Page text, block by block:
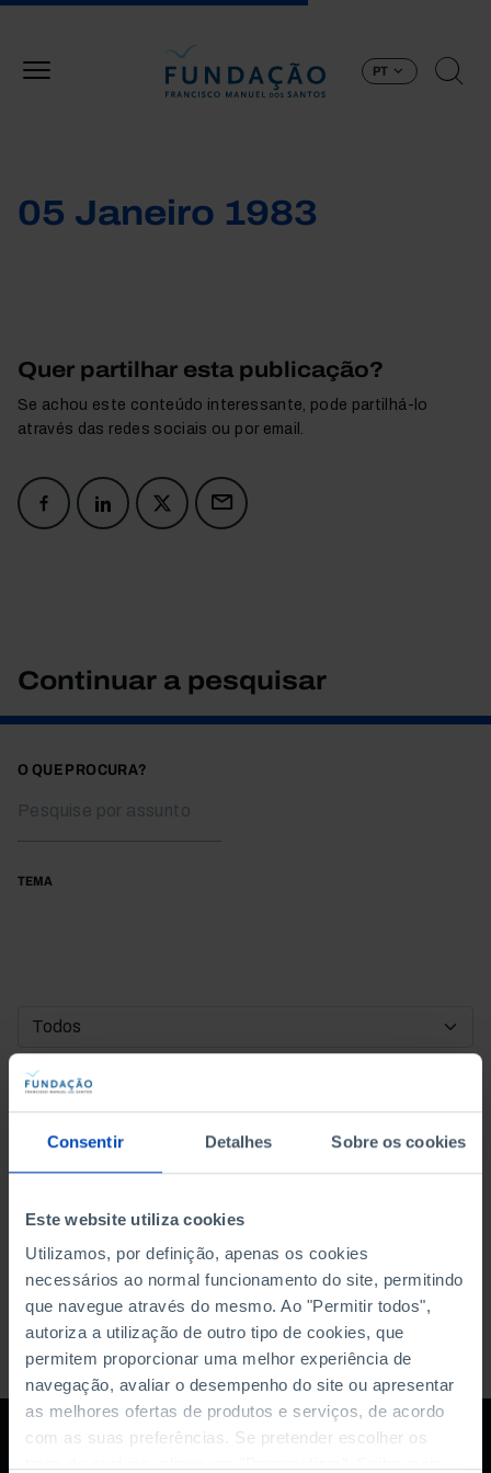
Consentir Detalhes Sobre os cookies
Este website utiliza cookies
Utilizamos, por definição, apenas os cookies
necessários ao normal funcionamento do site, permitindo
que navegue através do mesmo. Ao "Permitir todos",
autoriza a utilização de outro tipo de cookies, que
permitem proporcionar uma melhor experiência de
navegação, avaliar o desempenho do site ou apresentar
as melhores ofertas de produtos e serviços, de acordo
com as suas preferências. Se pretender escolher os
PT
05 Janeiro 1983
Quer partilhar esta publicação?
Se achou este conteúdo interessante, pode partilhá-lo
através das redes sociais ou por email.
Continuar a pesquisar
O QUE PROCURA?
TEMA
DATA DE INÍCIO
DATA DE FIM